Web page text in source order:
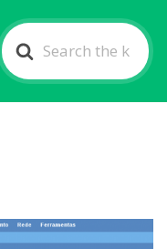
Search
For